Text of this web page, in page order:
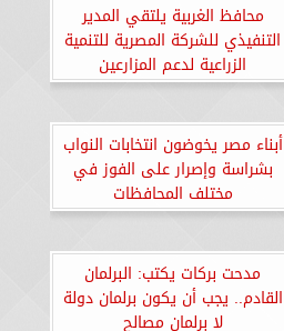
محافظ الغربية يلتقي المدير
التنفيذي للشركة المصرية للتنمية
الزراعية لدعم المزارعين
أبناء مصر يخوضون انتخابات النواب
بشراسة وإصرار على الفوز في
مختلف المحافظات
مدحت بركات يكتب: البرلمان
القادم.. يجب أن يكون برلمان دولة
لا برلمان مصالح